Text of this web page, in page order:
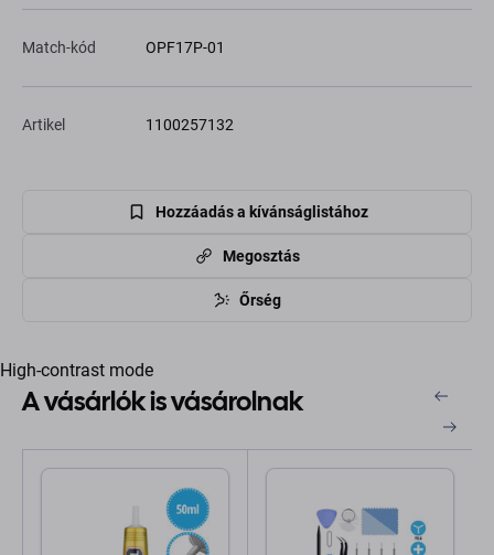
Match-kód OPF17P-01
Artikel 1100257132
Hozzáadás a kívánságlistához
Megosztás
Őrség
High-contrast mode
A vásárlók is vásárolnak